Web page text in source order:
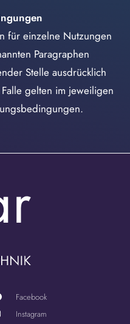
für einzelne Nutzungen
Paragraphen
Stelle ausdrücklich
gelten im jeweiligen
Facebook
Instagram